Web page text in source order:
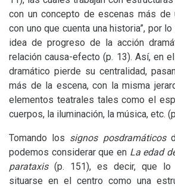
con un concepto de escenas más de
con uno que cuenta una historia”, por
idea de progreso de la acción
relación causa-efecto (p. 13). Así, en el
dramático pierde su centralidad,
más de la escena, con la misma
elementos teatrales tales como el
cuerpos, la iluminación, la música, etc.
Tomando los signos posdramáticos
podemos considerar que en La edad
parataxis (p. 151), es decir, que lo
situarse en el centro como una